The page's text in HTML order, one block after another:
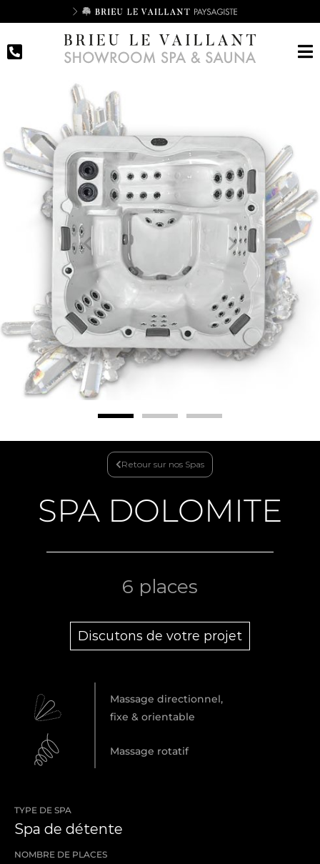
Retour sur nos Spas
SPA DOLOMITE
6 places
Discutons de votre projet
Massage directionnel,
fixe & orientable
Massage rotatif
TYPE DE SPA
Spa de détente
NOMBRE DE PLACES